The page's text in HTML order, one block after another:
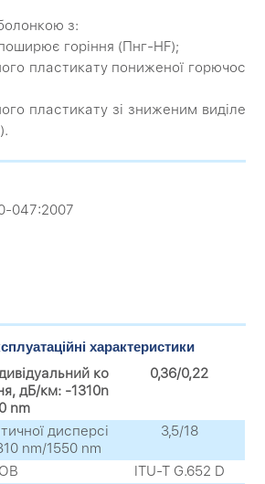
з:
горіння (Пнг-HF);
пластикату пониженої горючос
пластикату зі зниженим виділе
047:2007
характеристики
ко
дБ/км: -1310n
nm
0,36/0,22
дисперсі
nm/1550 nm
3,5/18
ITU-T G.652 D